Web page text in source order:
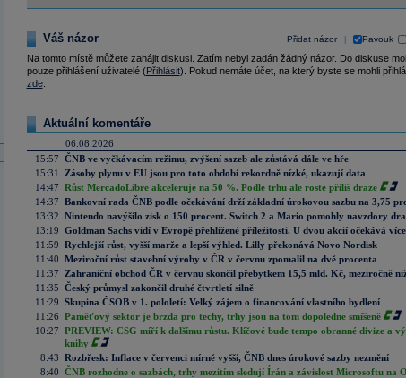
Přidat názor Pavouk
Váš názor
Na tomto místě můžete zahájit diskusi. Zatím nebyl zadán žádný názor. Do diskuse
pouze přihlášení uživatelé (Přihlásit). Pokud nemáte účet, na který byste se mohli
zde.
Aktuální komentáře
06.08.2026
15:57 ČNB ve vyčkávacím režimu, zvýšení sazeb ale zůstává dále ve hře
15:31
Zásoby plynu v EU jsou pro toto období rekordně nízké, ukazují data
14:47 Růst MercadoLibre akceleruje na 50 %. Podle trhu ale roste příliš draze
14:37 Bankovní rada ČNB podle očekávání drží základní úrokovou sazbu na 3,75
13:32 Nintendo navýšilo zisk o 150 procent. Switch 2 a Mario pomohly navzdory
13:19 Goldman Sachs vidí v Evropě přehlížené příležitosti. U dvou akcií očekává
11:59 Rychlejší růst, vyšší marže a lepší výhled. Lilly překonává Novo Nordisk
11:40 Meziroční růst stavební výroby v ČR v červnu zpomalil na dvě procenta
11:37
Zahraniční obchod ČR v červnu skončil přebytkem 15,5 mld. Kč, meziročně
11:35 Český průmysl zakončil druhé čtvrtletí silně
11:29 Skupina ČSOB v 1. pololetí: Velký zájem o financování vlastního bydlení
11:26 Paměťový sektor je brzda pro techy, trhy jsou na tom dopoledne smíšeně
10:27 PREVIEW: CSG míří k dalšímu růstu. Klíčové bude tempo obranné divize a
knihy
8:43 Rozbřesk: Inflace v červenci mírně vyšší, ČNB dnes úrokové sazby nezmění
8:40 ČNB rozhodne o sazbách, trhy mezitím sledují Írán a závislost Microsoftu na